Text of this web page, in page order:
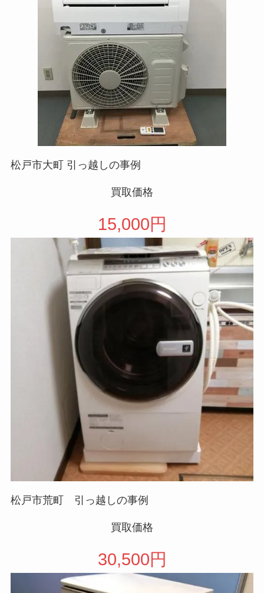
松戸市大町 引っ越しの事例
買取価格
15,000円
松戸市荒町 引っ越しの事例
買取価格
30,500円